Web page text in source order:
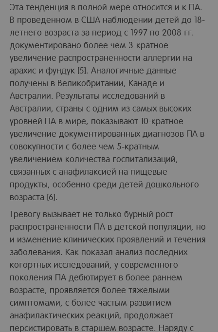
Эта тенденция в полной мере относится и к ПА.
В проведенном в США наблюдении детей до 18-
летнего возраста за период с 1997 по 2008 гг.
документировано более чем 3-кратное
увеличение распространенности аллергии на
арахис и фундук [5]. Аналогичные данные
получены в Великобритании, Канаде и
Австралии. Результаты исследований в
Австралии, страны с одним из самых высоких
уровней ПА в мире, показывают 10-кратное
увеличение документированных диагнозов ПА в
совокупности с более чем 5-кратным
увеличением количества госпитализаций,
связанных с анафилаксией на пищевые
продукты, особенно среди детей дошкольного
возраста [6].
Тревогу вызывает не только бурный рост
распространенности ПА в детской популяции, но
и изменение клинических проявлений и течения
заболевания. Как показал анализ последних
когортных исследований, у современного
поколения ПА дебютирует в более раннем
возрасте, проявляется более тяжелыми
симптомами, с более частым развитием
анафилактических реакций, продолжает
персистировать в старшем возрасте. Наряду с